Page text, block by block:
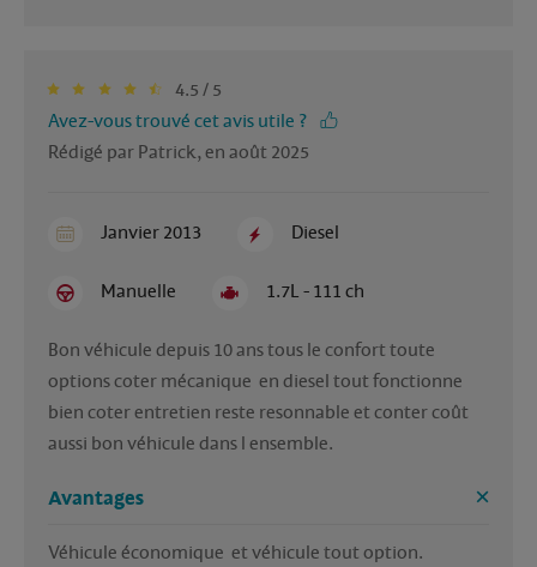
4.5 / 5
Avez-vous trouvé cet avis utile ?
Rédigé par Patrick, en août 2025
Janvier 2013 Diesel
Manuelle 1.7L - 111 ch
Bon véhicule depuis 10 ans tous le confort toute
options coter mécanique  en diesel tout fonctionne
bien coter entretien reste resonnable et conter coût
aussi bon véhicule dans l ensemble.
Avantages
Véhicule économique  et véhicule tout option.